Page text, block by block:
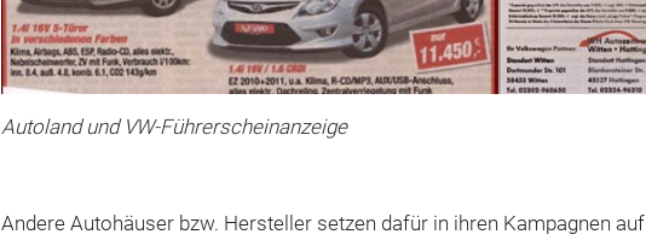
Autoland und VW-Führerscheinanzeige
Andere Autohäuser bzw. Hersteller setzen dafür in ihren Kampagnen auf